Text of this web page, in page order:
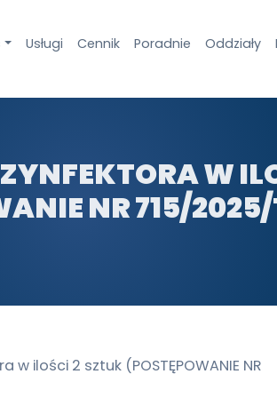
Usługi Cennik Poradnie Oddziały
W
NR 715/
ilości 2 sztuk (POSTĘPOWANIE NR